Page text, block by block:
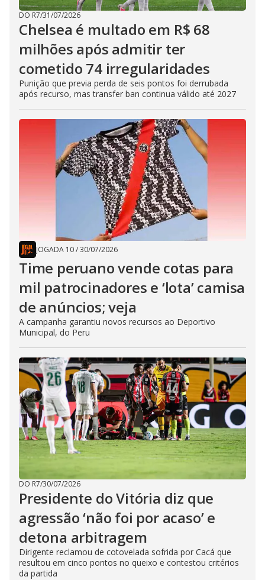
DO R7/31/07/2026
Chelsea é multado em R$ 68
milhões após admitir ter
cometido 74 irregularidades
Punição que previa perda de seis pontos foi derrubada
após recurso, mas transfer ban continua válido até 2027
JOGADA 10/30/07/2026
Time peruano vende cotas para
mil patrocinadores e ‘lota’ camisa
de anúncios; veja
A campanha garantiu novos recursos ao Deportivo
Municipal, do Peru
DO R7/30/07/2026
Presidente do Vitória diz que
agressão ‘não foi por acaso’ e
detona arbitragem
Dirigente reclamou de cotovelada sofrida por Cacá que
resultou em cinco pontos no queixo e contestou critérios
da partida